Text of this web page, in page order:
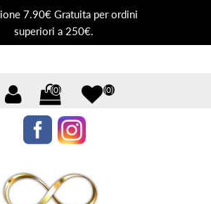
7.90€ Gratuita per ordini
superiori a 250€.
(0) (0)